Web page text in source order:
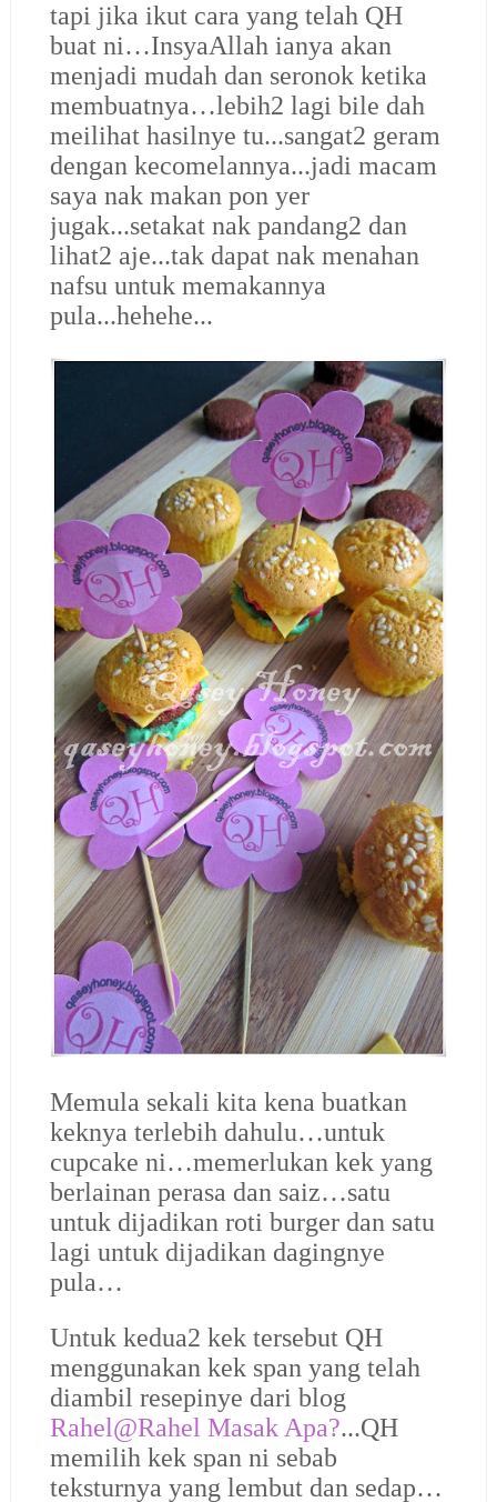
tapi jika ikut cara yang telah QH
buat ni…InsyaAllah ianya akan
menjadi mudah dan seronok ketika
membuatnya…lebih2 lagi bile dah
meilihat hasilnye tu...sangat2 geram
dengan kecomelannya...jadi macam
saya nak makan pon yer
jugak...setakat nak pandang2 dan
lihat2 aje...tak dapat nak menahan
nafsu untuk memakannya
pula...hehehe...
Memula sekali kita kena buatkan
keknya terlebih dahulu…untuk
cupcake ni…memerlukan kek yang
berlainan perasa dan saiz…satu
untuk dijadikan roti burger dan satu
lagi untuk dijadikan dagingnye
pula…
Untuk kedua2 kek tersebut QH
menggunakan kek span yang telah
diambil resepinye dari blog
Rahel@Rahel Masak Apa?...QH
memilih kek span ni sebab
teksturnya yang lembut dan sedap…